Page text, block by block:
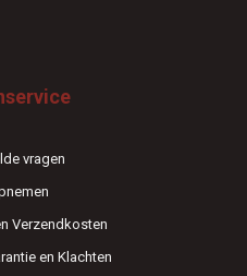
vragen
Verzendkosten
en Klachten